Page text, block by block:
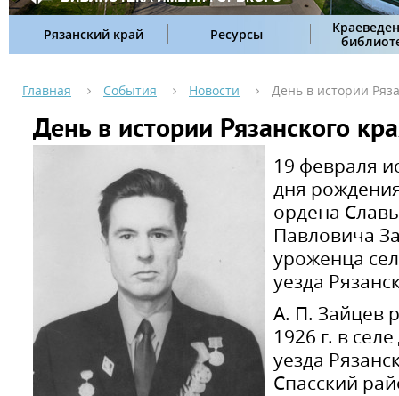
Рязанский край Ресурсы
Главная События Новости День в истории
День в истории Рязанского
19 февраля
дня
ордена
Павловича
уроженца
уезда
А. П. Зайцев
1926 г. в
уезда
Спасский